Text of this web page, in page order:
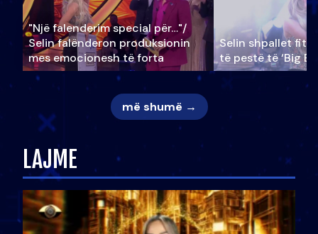
"Një falenderim special për…"/
Selin falënderon produksionin
mes emocionesh të forta
Selin shpallet
të pestë të ‘Big
më shumë →
LAJME